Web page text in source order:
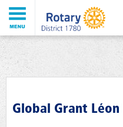
Global Grant Léon